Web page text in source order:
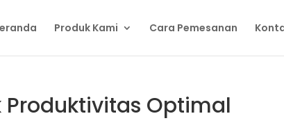
Produk Kami Cara Pemesanan
Produktivitas Optimal